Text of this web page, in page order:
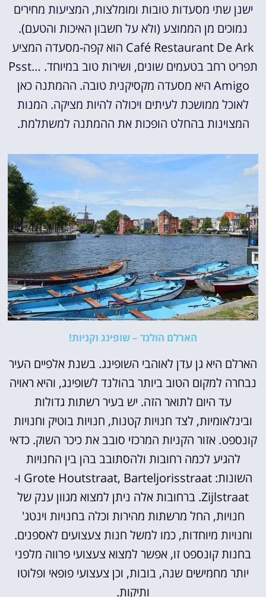
ישנן שתי מסעדות טובות ומומלצות, המציעות מחירים
נמוכים מן הממוצע (ולא על חשבון האיכות והטעם).
Café Restaurant De Ark הוא קפה-מסעדה המציע
תפריט רחב בטעמים שונים, ושירות טוב במיוחד. Psst…
Amigo היא מסעדה מקסיקנית טובה. ההמתנה כאן
לאוכל ממושכת לעיתים ויכולה להיות מציקה. המנות
המצוינות בהחלט הופכות את ההמתנה למשתלמת.
הארלם הולנד – שופינג וקניות!
הארלם היא גן עדן לאוהבי השופינג. בשנת אלפיים העיר
נבחרה למקום הטוב ביותר בהולנד לשופינג, והיא ראויה
עד היום לתואר הזה. יש בעיר רשתות גדולות
ובינלאומיות, לצד חנויות קטנות, חנויות בוטיק וחנויות
קונספט. אזור הקניות המרכזי סובב את כיכר השוק. כדאי
להגיע לכמה רחובות ולהסתובב בהן בין החנויות
השונות: Grote Houtstraat, Barteljorisstraat ו-
Zijlstraat. ברחובות אלה ניתן למצוא מגוון ענק של
חנויות, החל מרשתות מהירות וכלה בחנויות וינטג'
וחנויות מיוחדות, כמו למשל חנות צעצועים לאספנים.
בחנות קונספט זו, אפשר למצוא צעצועי פרווה מלפני
יותר מחמישים שנה, בובות, וכן צעצועי פופאי ופלוטו
ותיקות.